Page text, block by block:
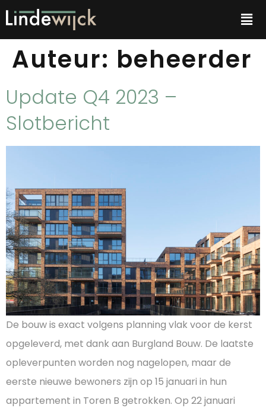
Auteur: beheerder
Update Q4 2023 –
Slotbericht
De bouw is exact volgens planning vlak voor de kerst
opgeleverd, met dank aan Burgland Bouw. De laatste
opleverpunten worden nog nagelopen, maar de
eerste nieuwe bewoners zijn op 15 januari in hun
appartement in Toren B getrokken. Op 22 januari